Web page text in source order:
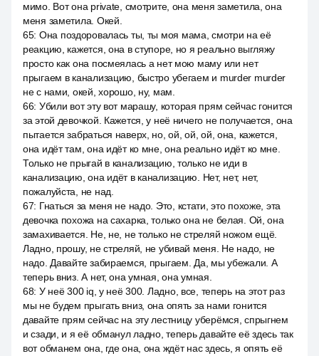
мимо. Вот она private, смотрите, она меня заметила, она
меня заметила. Окей.
65: Она поздоровалась ты, ты моя мама, смотри на её
реакцию, кажется, она в ступоре, но я реально выгляжу
просто как она посмеялась а нет мою маму или нет
прыгаем в канализацию, быстро убегаем и murder murder
не с нами, окей, хорошо, ну, мам.
66: Убили вот эту вот марашу, которая прям сейчас гонится
за этой девочкой. Кажется, у неё ничего не получается, она
пытается забраться наверх, но, ой, ой, ой, она, кажется,
она идёт там, она идёт ко мне, она реально идёт ко мне.
Только не прыгай в канализацию, только не иди в
канализацию, она идёт в канализацию. Нет, нет, нет,
пожалуйста, не над.
67: Гнаться за меня не надо. Это, кстати, это похоже, эта
девочка похожа на сахарка, только она не белая. Ой, она
замахивается. Не, не, не только не стреляй ножом ещё.
Ладно, прошу, не стреляй, не убивай меня. Не надо, не
надо. Давайте забираемся, прыгаем. Да, мы убежали. А
теперь вниз. А нет, она умная, она умная.
68: У неё 300 iq, у неё 300. Ладно, все, теперь на этот раз
мы не будем прыгать вниз, она опять за нами гонится
давайте прям сейчас на эту лестницу уберёмся, спрыгнем
и сзади, и я её обманул ладно, теперь давайте её здесь так
вот обманем она, где она, она ждёт нас здесь, я опять её